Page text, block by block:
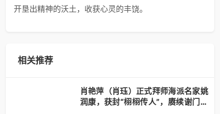
开垦出精神的沃土，收获心灵的丰饶。
相关推荐
肖艳萍（肖珏）正式拜师海派名家姚
润康，获封“栩栩传人”，赓续谢门艺